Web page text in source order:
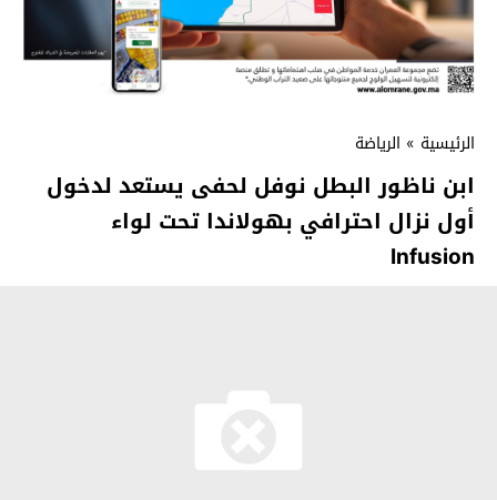
الرئيسية » الرياضة
ابن ناظور البطل نوفل لحفى يستعد لدخول
أول نزال احترافي بهولاندا تحت لواء
Infusion